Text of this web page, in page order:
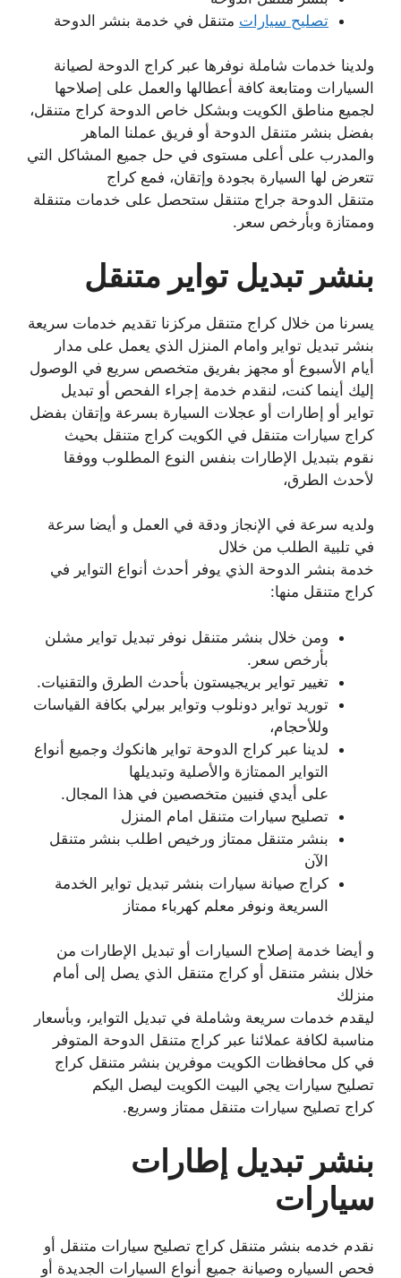
تصليح سيارات متنقل في خدمة بنشر الدوحة
ولدينا خدمات شاملة نوفرها عبر كراج الدوحة لصيانة
السيارات ومتابعة كافة أعطالها والعمل على إصلاحها
لجميع مناطق الكويت وبشكل خاص الدوحة كراج متنقل،
بفضل بنشر متنقل الدوحة أو فريق عملنا الماهر
والمدرب على أعلى مستوى في حل جميع المشاكل التي
تتعرض لها السيارة بجودة وإتقان، فمع كراج
متنقل الدوحة جراج متنقل ستحصل على خدمات متنقلة
وممتازة وبأرخص سعر.
بنشر تبديل تواير متنقل
يسرنا من خلال كراج متنقل مركزنا تقديم خدمات سريعة
بنشر تبديل تواير وامام المنزل الذي يعمل على مدار
أيام الأسبوع أو مجهز بفريق متخصص سريع في الوصول
إليك أينما كنت، لنقدم خدمة إجراء الفحص أو تبديل
تواير أو إطارات أو عجلات السيارة بسرعة وإتقان بفضل
كراج سيارات متنقل في الكويت كراج متنقل بحيث
نقوم بتبديل الإطارات بنفس النوع المطلوب ووفقا
لأحدث الطرق،
ولديه سرعة في الإنجاز ودقة في العمل و أيضا سرعة
في تلبية الطلب من خلال
خدمة بنشر الدوحة الذي يوفر أحدث أنواع التواير في
كراج متنقل منها:
ومن خلال بنشر متنقل نوفر تبديل تواير مشلن
بأرخص سعر.
تغيير تواير بريجيستون بأحدث الطرق والتقنيات.
توريد تواير دونلوب وتواير بيرلي بكافة القياسات
وللأحجام،
لدينا عبر كراج الدوحة تواير هانكوك وجميع أنواع
التواير الممتازة والأصلية وتبديلها
على أيدي فنيين متخصصين في هذا المجال.
تصليح سيارات متنقل امام المنزل
بنشر متنقل ممتاز ورخيص اطلب بنشر متنقل
الآن
كراج صيانة سيارات بنشر تبديل تواير الخدمة
السريعة ونوفر معلم كهرباء ممتاز
و أيضا خدمة إصلاح السيارات أو تبديل الإطارات من
خلال بنشر متنقل أو كراج متنقل الذي يصل إلى أمام
منزلك
ليقدم خدمات سريعة وشاملة في تبديل التواير، وبأسعار
مناسبة لكافة عملائنا عبر كراج متنقل الدوحة المتوفر
في كل محافظات الكويت موفرين بنشر متنقل كراج
تصليح سيارات يجي البيت الكويت ليصل اليكم
كراج تصليح سيارات متنقل ممتاز وسريع.
بنشر تبديل إطارات
سيارات
نقدم خدمه بنشر متنقل كراج تصليح سيارات متنقل أو
فحص السياره وصيانة جميع أنواع السيارات الجديدة أو